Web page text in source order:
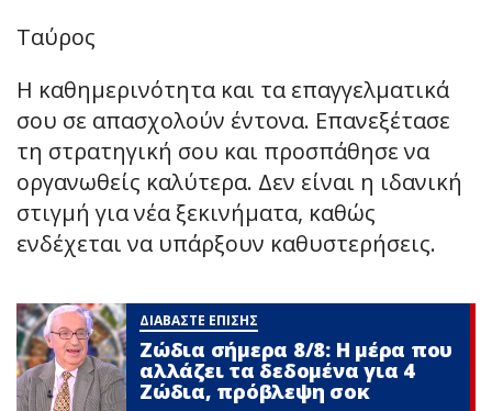
Ταύρος
Η καθημερινότητα και τα επαγγελματικά
σου σε απασχολούν έντονα. Επανεξέτασε
τη στρατηγική σου και προσπάθησε να
οργανωθείς καλύτερα. Δεν είναι η ιδανική
στιγμή για νέα ξεκινήματα, καθώς
ενδέχεται να υπάρξουν καθυστερήσεις.
ΔΙΑΒΑΣΤΕ ΕΠΙΣΗΣ
Ζώδια σήμερα 8/8: Η μέρα που
αλλάζει τα δεδομένα για 4
Zώδια, πρόβλεψη σoκ